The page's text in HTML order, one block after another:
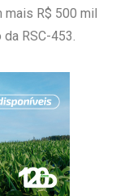
mais R$ 500 mil
RSC-453.